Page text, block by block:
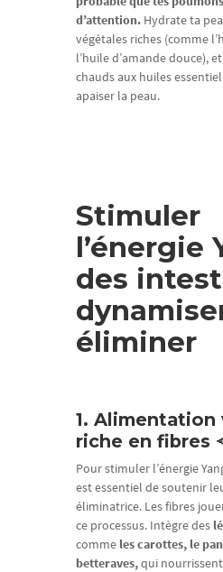
d’attention. Hydrate ta
végétales riches (comme
l’huile d’amande douce),
chauds aux huiles
apaiser la peau.
Stimuler
l’énergie
des
éliminer
1.
riche en fibres
Pour stimuler l’énergie
est essentiel de soutenir
éliminatrice. Les fibres
ce processus. Intègre des
comme les carottes, le
betteraves,qui